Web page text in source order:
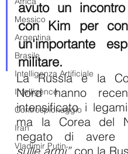
Messico
Argentina
Brasile
Intelligenza Artificiale
Intelligence
Controspionaggio
Iran
Vladimir Putin
avuto un
con Kim per
un'importante
militare.
La Russia e la
Nord hanno
intensificato i
ma la Corea del
negato di avere
sulle armi” con la